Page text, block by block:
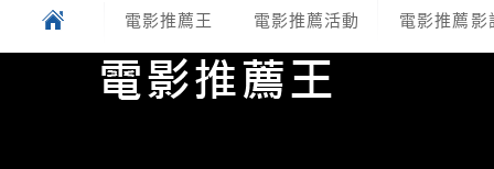
電影推薦王 電影推薦活動 電影推薦影